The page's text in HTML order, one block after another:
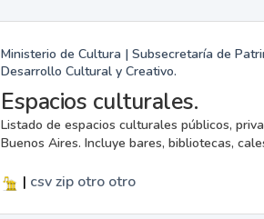
Ministerio de Cultura | Subsecretaría de
Desarrollo Cultural y Creativo.
Espacios culturales.
Listado de espacios culturales públicos,
Buenos Aires. Incluye bares, bibliotecas,
| csvzip otro otro